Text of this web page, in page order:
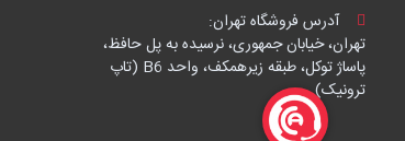
آدرس فروشگاه تهران:
تهران، خیابان جمهوری، نرسیده به پل حافظ،
پاساژ توکل، طبقه زیرهمکف، واحد B6 (تاپ
ترونیک)